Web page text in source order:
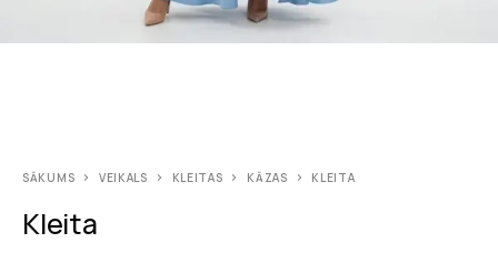
SĀKUMS VEIKALS KLEITAS KĀZAS KLEITA
Kleita